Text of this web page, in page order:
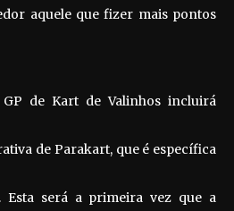
aquele que fizer mais pontos
de Kart de Valinhos incluirá
de Parakart, que é específica
Esta será a primeira vez que a